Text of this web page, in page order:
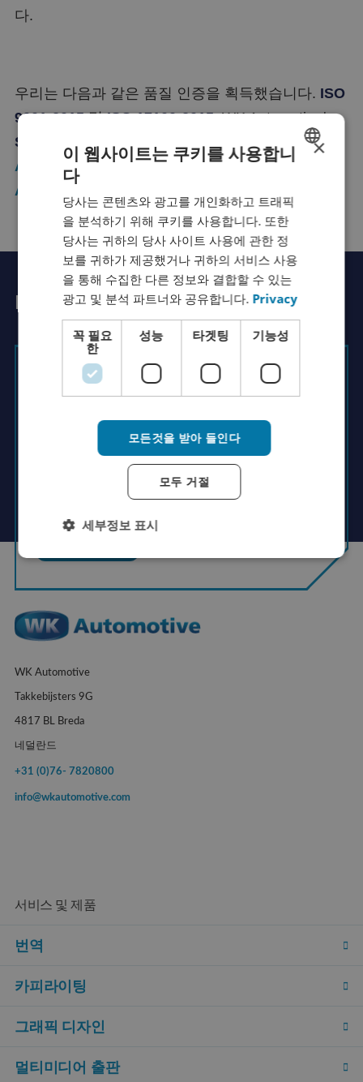
다.
우리는 다음과 같은 품질 인증을 획득했습니다. ISO
9001:2015및ISO 17100:2015. WK Automotive는
SAE J2450
표준 을 준수합니다. 또한RAI
Automotive Industry NL , 자동차 엔지니어 협회
ATC
Rutger에게 물어보세요.
Rutger Groenendijk
+31 (0)76- 7820800
info@wkautomotive.com
WK Automotive
Takkebijsters 9G
4817 BL Breda
네덜란드
+31 (0)76- 7820800
info@wkautomotive.com
서비스 및 제품
번역
카피라이팅
그래픽 디자인
멀티미디어 출판
FRENCH
ENGLISH
GERMAN
SPANISH
RUSSIAN
JAPANESE
×
이 웹사이트는 쿠키를 사용합니
다
당사는 콘텐츠와 광고를 개인화하고 트래픽
을 분석하기 위해 쿠키를 사용합니다. 또한
당사는 귀하의 당사 사이트 사용에 관한 정
보를 귀하가 제공했거나 귀하의 서비스 사용
을 통해 수집한 다른 정보와 결합할 수 있는
광고 및 분석 파트너와 공유합니다. Privacy
꼭 필요
한
성능 타겟팅 기능성
모든것을 받아 들인다
모두 거절
세부정보 표시